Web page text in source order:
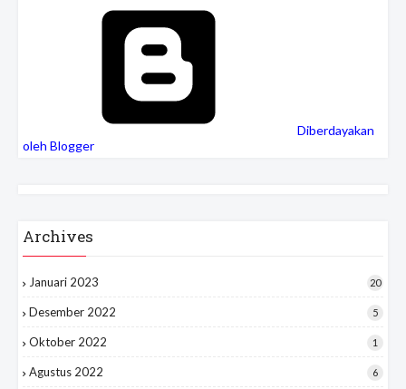
Diberdayakan
oleh Blogger
Archives
Januari 2023 20
Desember 2022 5
Oktober 2022 1
Agustus 2022 6